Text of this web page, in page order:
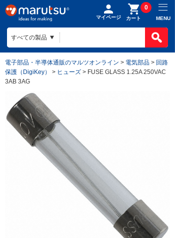
マイページ カート
0
MENU
電子部品・半導体通販のマルツオンライン > 電気部品 > 回路
保護（DigiKey）
> ヒューズ > FUSE GLASS 1.25A 250VAC
3AB 3AG